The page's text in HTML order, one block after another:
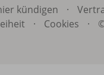
kündigen
·
· Cookies ·